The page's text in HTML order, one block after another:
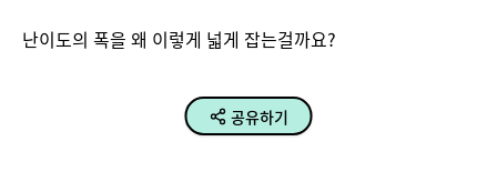
난이도의 폭을 왜 이렇게 넓게 잡는걸까요?
공유하기